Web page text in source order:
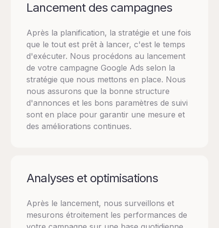
Lancement des campagnes
Après la planification, la stratégie et une fois
que le tout est prêt à lancer, c'est le temps
d'exécuter. Nous procédons au lancement
de votre campagne Google Ads selon la
stratégie que nous mettons en place. Nous
nous assurons que la bonne structure
d'annonces et les bons paramètres de suivi
sont en place pour garantir une mesure et
des améliorations continues.
Analyses et optimisations
Après le lancement, nous surveillons et
mesurons étroitement les performances de